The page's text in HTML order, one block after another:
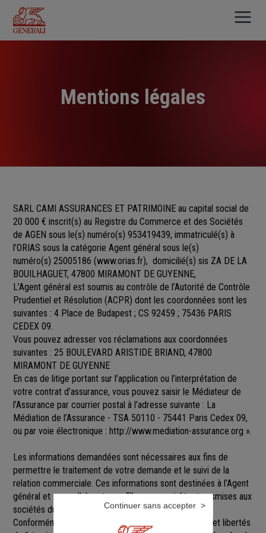
contenu
principal
Mentions légales
SARL CAMI ASSURANCES ET PATRIMOINE au capital social de
20 000 € inscrit(s) au Registre du Commerce et des Sociétés
de AGEN sous le(s) numéro(s) 953419439, immatriculé(s) à
l’ORIAS sous la catégorie Agent général sous le(s)
numéro(s) 25005186 (www.orias.fr), domicilié(s) sis ZA DE LA
BOUILHAGUET, 47800 MIRAMONT DE GUYENNE,
L’Agent général est soumis au contrôle de l’Autorité de Contrôle
Prudentiel et Résolution (ACPR) dont les coordonnées sont les
suivantes : 4 Place de Budapest ; CS 92459 ; 75436 PARIS
CEDEX 09.
Vous pouvez adresser vos réclamations aux coordonnées
suivantes : 25 BOULEVARD ARISTIDE BRIAND, 47800
MIRAMONT DE GUYENNE
En cas de litige portant sur l’application ou l’interprétation de
votre contrat d’assurance, vous pouvez saisir le Médiateur de
l’Assurance par courrier postal à l’adresse suivante : La
Médiation de l’Assurance - TSA 50110 - 75441 Paris Cedex 09,
ou par voie électronique : http://www.mediation-assurance.org ».
Les informations demandées sont nécessaires aux fins de
permettre le traitement de votre demande et le suivi de la
relation commerciale. Ces informations sont destinées à l’Agent
général et ses collaborateurs. Elles pourront être transmises aux
sociétés du groupe GENERALI.
Conformément aux dispositions de la loi Informatique et libertés
Continuer sans accepter